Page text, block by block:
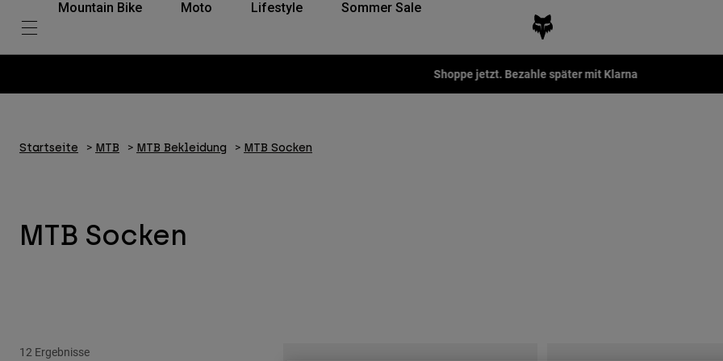
Mountain Bike Moto Lifestyle Sommer Sale
Shoppe jetzt. Bezahle später mit Klarna
Startseite MTB MTB Bekleidung MTB Socken
MTB Socken
12 Ergebnisse